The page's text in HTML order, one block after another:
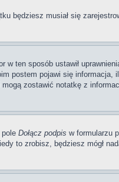
będziesz musiał się
ten sposób ustawił
postem pojawi się informacja,
zostawić notatkę z
Dołącz podpis w formularzu
to zrobisz, będziesz mógł